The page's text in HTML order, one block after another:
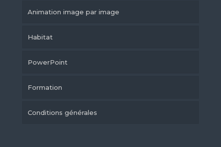
Animation image par image
Habitat
PowerPoint
Formation
Conditions générales